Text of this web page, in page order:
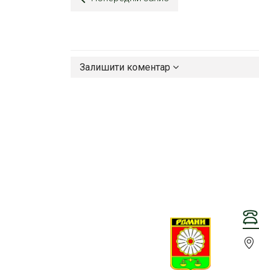
Залишити коментар